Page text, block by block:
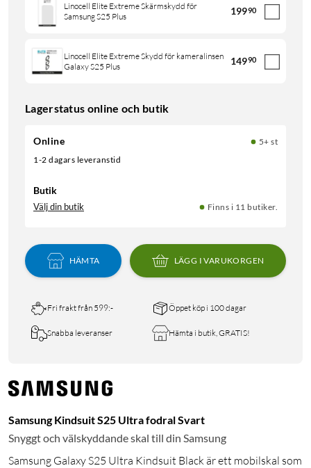
Linocell Elite Extreme Skärmskydd för
Samsung S25 Plus
19990
Linocell Elite Extreme Skydd för kameralinsen
Galaxy S25 Plus
14990
Lagerstatus online och butik
Online
5+ st
1-2 dagars leveranstid
Butik
Välj din butik Finns i 11 butiker.
HÄMTA LÄGG I VARUKORGEN
Fri frakt från 599:- Öppet köp i 100 dagar
Snabba leveranser Hämta i butik, GRATIS!
Samsung Kindsuit S25 Ultra fodral Svart
Snyggt och välskyddande skal till din Samsung
Samsung Galaxy S25 Ultra Kindsuit Black är ett mobilskal som